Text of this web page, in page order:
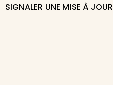
SIGNALER UNE MISE À JOUR